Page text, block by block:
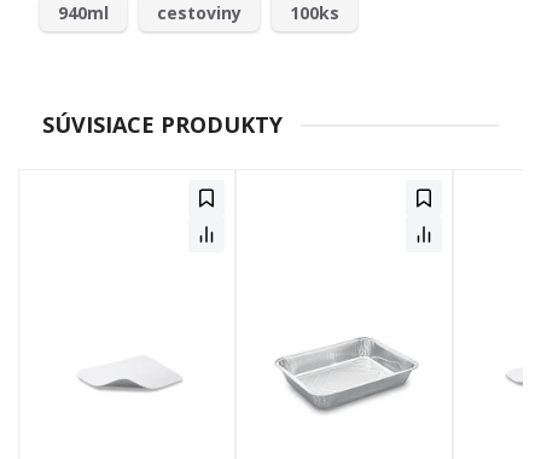
940ml
cestoviny 100ks
SÚVISIACE PRODUKTY